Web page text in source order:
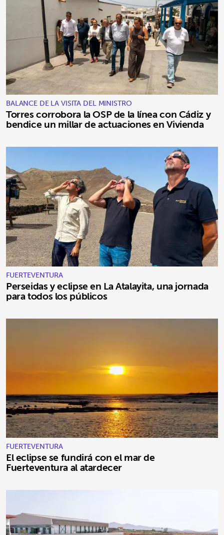
BALANCE DE LA VISITA DEL MINISTRO
Torres corrobora la OSP de la línea con Cádiz y
bendice un millar de actuaciones en Vivienda
FUERTEVENTURA
Perseidas y eclipse en La Atalayita, una jornada
para todos los públicos
FUERTEVENTURA
El eclipse se fundirá con el mar de
Fuerteventura al atardecer